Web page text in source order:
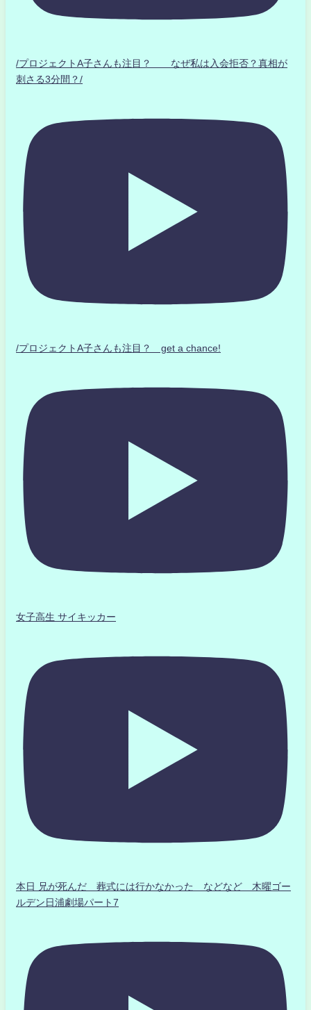
/プロジェクトA子さんも注目？ なぜ私は入会拒否？真相が
刺さる3分間？/
/プロジェクトA子さんも注目？ get a chance!
女子高生 サイキッカー
本日 兄が死んだ 葬式には行かなかった などなど 木曜ゴー
ルデン日浦劇場パート7